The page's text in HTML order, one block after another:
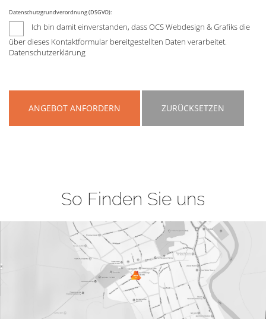
Datenschutzgrundverordnung (DSGVO):
Ich bin damit einverstanden, dass OCS Webdesign & Grafiks die
über dieses Kontaktformular bereitgestellten Daten verarbeitet.
Datenschutzerklärung
ANGEBOT ANFORDERN ZURÜCKSETZEN
So Finden Sie uns